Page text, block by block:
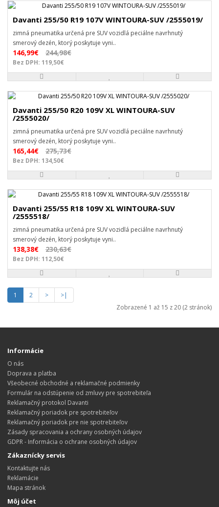
Davanti 255/50 R19 107V WINTOURA-SUV /2555019/
zimná pneumatika určená pre SUV vozidlá peciálne navrhnutý
smerový dezén, ktorý poskytuje vyni..
146,99€ 244,98€
Bez DPH: 119,50€
Davanti 255/50 R20 109V XL WINTOURA-SUV
/2555020/
zimná pneumatika určená pre SUV vozidlá peciálne navrhnutý
smerový dezén, ktorý poskytuje vyni..
165,44€ 275,73€
Bez DPH: 134,50€
Davanti 255/55 R18 109V XL WINTOURA-SUV
/2555518/
zimná pneumatika určená pre SUV vozidlá peciálne navrhnutý
smerový dezén, ktorý poskytuje vyni..
138,38€ 230,63€
Bez DPH: 112,50€
1 2 >
>|
Zobrazené 1 až 15 z 20 (2 stránok)
Informácie
O nás
Doprava a platba
Všeobecné obchodné a reklamačné podmienky
Formulár na odstúpenie od zmluvy pre spotrebiteľa
Reklamačný protokol Davanti
Reklamačný poriadok pre spotrebiteľov
Reklamačný poriadok pre nie spotrebiteľov
Zásady spracovania a ochrany osobných údajov
GDPR - Informácia o ochrane osobných údajov
Zákaznícky servis
Kontaktujte nás
Reklamácie
Mapa stránok
Môj účet